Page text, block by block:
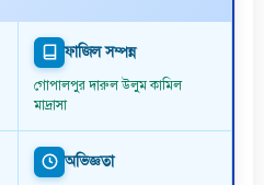
ফাজিল সম্পন্ন
গোপালপুর দারুল উলুম কামিল
মাদ্রাসা
অভিজ্ঞতা